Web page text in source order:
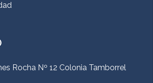
Rocha Nº 12 Colonia Tamborrel